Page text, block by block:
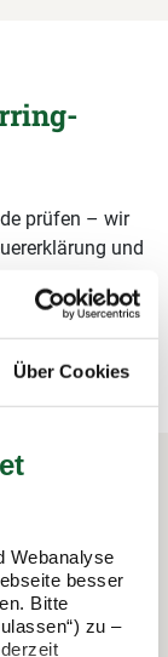
Über Cookies
Webanalyse
besser
Bitte
zu –
prüfen – wir
und